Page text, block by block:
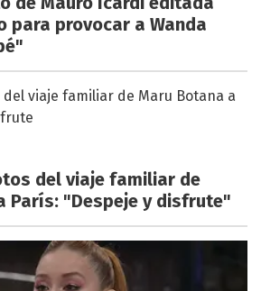
para provocar a Wanda
del viaje familiar de
París: "Despeje y disfrute"